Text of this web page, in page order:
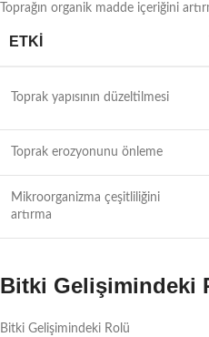
Toprağın organik madde içeriğini
ETKI
Toprak yapısının düzeltilmesi
Toprak erozyonunu önleme
Mikroorganizma çeşitliliğini
artırma
Bitki Gelişimindeki
Bitki Gelişimindeki Rolü